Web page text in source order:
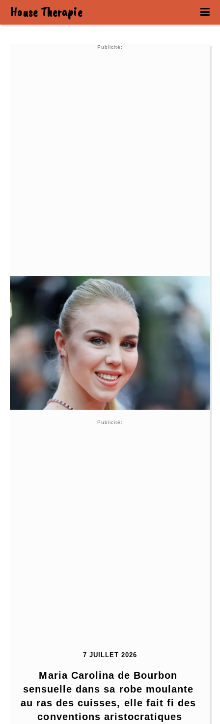
House Therapie
Publicité:
Publicité:
7 JUILLET 2026
Maria Carolina de Bourbon
sensuelle dans sa robe moulante
au ras des cuisses, elle fait fi des
conventions aristocratiques